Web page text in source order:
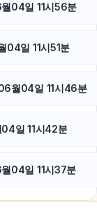
04일 11시56분
04일 11시51분
월04일 11시46분
일 11시42분
04일 11시37분